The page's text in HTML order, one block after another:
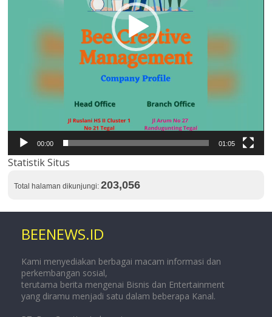
00:00 01:05
Statistik Situs
Total halaman dikunjungi:203,056
BEENEWS.ID
Kami menyediakan berbagai macam informasi dan
perkembangan sosial,
terutama berita mengenai Bisnis dan Entertainment
yang diramu menjadi satu dalam beberapa Kanal.